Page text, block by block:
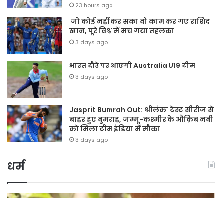
23 hours ago
जो कोई नहीं कर सका वो काम कर गए राशिद
खान, पूरे विश्व में मच गया तहलका
3 days ago
भारत दौरे पर आएगी Australia U19 टीम
3 days ago
Jasprit Bumrah Out: श्रीलंका टेस्ट सीरीज से
बाहर हुए बुमराह, जम्मू-कश्मीर के औक़िब नबी
को मिला टीम इंडिया में मौका
3 days ago
धर्म